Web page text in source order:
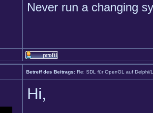
Never run a changing
Betreff des Beitrags: Re: SDL für OpenGL auf Delphi/
Hi,